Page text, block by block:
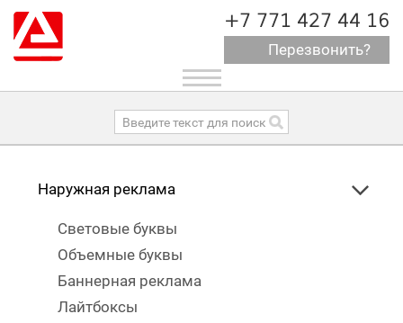
+7 771 427 44 16
Перезвонить?
Toggle
navigation
Наружная реклама
Световые буквы
Объемные буквы
Баннерная реклама
Лайтбоксы